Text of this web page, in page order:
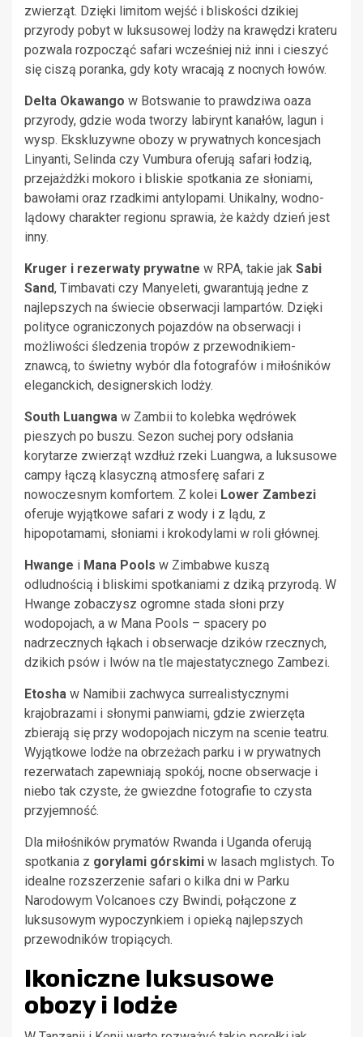
zwierząt. Dzięki limitom wejść i bliskości dzikiej
przyrody pobyt w luksusowej lodży na krawędzi krateru
pozwala rozpocząć safari wcześniej niż inni i cieszyć
się ciszą poranka, gdy koty wracają z nocnych łowów.
Delta Okawango w Botswanie to prawdziwa oaza
przyrody, gdzie woda tworzy labirynt kanałów, lagun i
wysp. Ekskluzywne obozy w prywatnych koncesjach
Linyanti, Selinda czy Vumbura oferują safari łodzią,
przejażdżki mokoro i bliskie spotkania ze słoniami,
bawołami oraz rzadkimi antylopami. Unikalny, wodno-
lądowy charakter regionu sprawia, że każdy dzień jest
inny.
Kruger i rezerwaty prywatne w RPA, takie jak Sabi
Sand, Timbavati czy Manyeleti, gwarantują jedne z
najlepszych na świecie obserwacji lampartów. Dzięki
polityce ograniczonych pojazdów na obserwacji i
możliwości śledzenia tropów z przewodnikiem-
znawcą, to świetny wybór dla fotografów i miłośników
eleganckich, designerskich lodży.
South Luangwa w Zambii to kolebka wędrówek
pieszych po buszu. Sezon suchej pory odsłania
korytarze zwierząt wzdłuż rzeki Luangwa, a luksusowe
campy łączą klasyczną atmosferę safari z
nowoczesnym komfortem. Z kolei Lower Zambezi
oferuje wyjątkowe safari z wody i z lądu, z
hipopotamami, słoniami i krokodylami w roli głównej.
Hwange i Mana Pools w Zimbabwe kuszą
odludnością i bliskimi spotkaniami z dziką przyrodą. W
Hwange zobaczysz ogromne stada słoni przy
wodopojach, a w Mana Pools – spacery po
nadrzecznych łąkach i obserwacje dzików rzecznych,
dzikich psów i lwów na tle majestatycznego Zambezi.
Etosha w Namibii zachwyca surrealistycznymi
krajobrazami i słonymi panwiami, gdzie zwierzęta
zbierają się przy wodopojach niczym na scenie teatru.
Wyjątkowe lodże na obrzeżach parku i w prywatnych
rezerwatach zapewniają spokój, nocne obserwacje i
niebo tak czyste, że gwiezdne fotografie to czysta
przyjemność.
Dla miłośników prymatów Rwanda i Uganda oferują
spotkania z gorylami górskimi w lasach mglistych. To
idealne rozszerzenie safari o kilka dni w Parku
Narodowym Volcanoes czy Bwindi, połączone z
luksusowym wypoczynkiem i opieką najlepszych
przewodników tropiących.
Ikoniczne luksusowe
obozy i lodże